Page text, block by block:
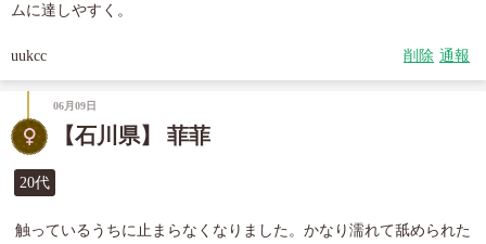
ムに達しやすく。
uukcc 削除 通報
06月09日
【石川県】 菲菲
20代